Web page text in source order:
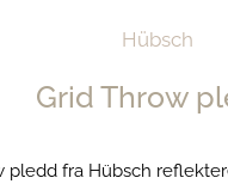
Hübsch
Grid Throw
pledd fra Hübsch